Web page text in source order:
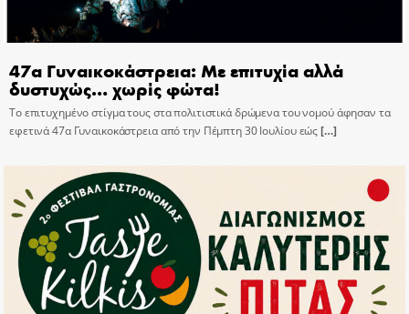
47α Γυναικοκάστρεια: Με επιτυχία αλλά
δυστυχώς… χωρίς φώτα!
Το επιτυχημένο στίγμα τους στα πολιτιστικά δρώμενα του νομού άφησαν τα
εφετινά 47α Γυναικοκάστρεια από την Πέμπτη 30 Ιουλίου εώς[…]